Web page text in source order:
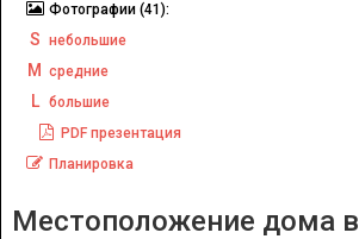
Фотографии (41):
S небольшие
M средние
L
большие
PDF презентация
Планировка
Местоположение дома в